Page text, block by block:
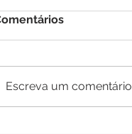
Escreva um comentário